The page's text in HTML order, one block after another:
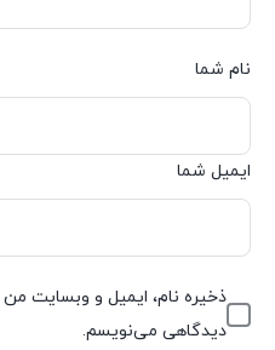
نام شما
ایمیل شما
ذخیره نام، ایمیل و وبسایت من
دیدگاهی می‌نویسم.